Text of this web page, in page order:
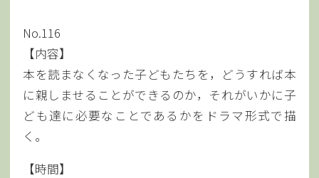
No.116
【内容】
本を読まなくなった子どもたちを，どうすれば本
に親しませることができるのか，それがいかに子
ども達に必要なことであるかをドラマ形式で描
く。
【時間】